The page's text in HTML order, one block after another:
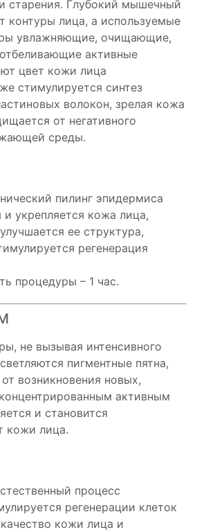
старения. Глубокий мышечный
контуры лица, а используемые
увлажняющие, очищающие,
активные
цвет кожи лица
стимулируется синтез
волокон, зрелая кожа
от негативного
среды.
пилинг эпидермиса
и укрепляется кожа лица,
ее структура,
регенерация
процедуры – 1 час.
не вызывая интенсивного
пигментные пятна,
возникновения новых,
активным
и становится
кожи лица.
процесс
регенерации клеток
кожи лица и